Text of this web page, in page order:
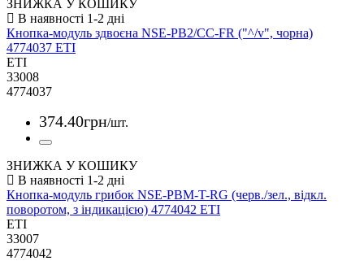
ЗНИЖКА У КОШИКУ
Кнопка-модуль здвоєна NSE-PB2/CC-FR ("^/v", чорна)
4774037 ETI
ETI
33008
4774037
374.40грн/шт.
ЗНИЖКА У КОШИКУ
Кнопка-модуль грибок NSE-PBM-T-RG (черв./зел., відкл.
поворотом, з індикацією) 4774042 ETI
ETI
33007
4774042